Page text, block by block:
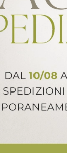
con un panno